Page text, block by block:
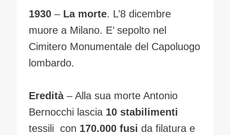
1930 – La morte. L’8 dicembre
muore a Milano. E’ sepolto nel
Cimitero Monumentale del Capoluogo
lombardo.
Eredità– Alla sua morte Antonio
Bernocchi lascia 10 stabilimenti
tessili con 170.000 fusi da filatura e